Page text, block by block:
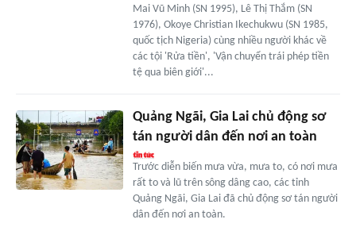
Mai Vũ Minh (SN 1995), Lê Thị Thắm (SN
1976), Okoye Christian Ikechukwu (SN 1985,
quốc tịch Nigeria) cùng nhiều người khác về
các tội 'Rửa tiền', 'Vận chuyển trái phép tiền
tệ qua biên giới'...
Quảng Ngãi, Gia Lai chủ động sơ
tán người dân đến nơi an toàn
Trước diễn biến mưa vừa, mưa to, có nơi mưa
rất to và lũ trên sông dâng cao, các tỉnh
Quảng Ngãi, Gia Lai đã chủ động sơ tán người
dân đến nơi an toàn.